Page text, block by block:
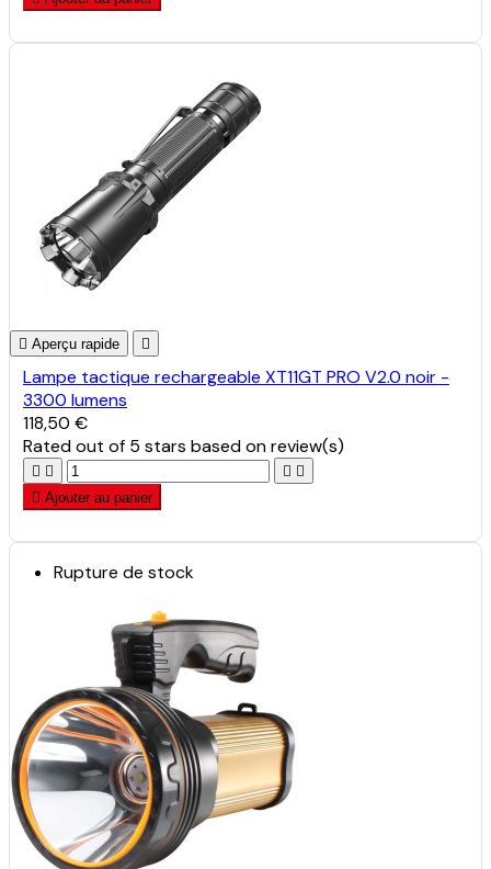
 Aperçu rapide 
Lampe tactique rechargeable XT11GT PRO V2.0 noir -
3300 lumens
118,50 €
Ratedout of 5 stars based onreview(s)
   
 Ajouter au panier
Rupture de stock